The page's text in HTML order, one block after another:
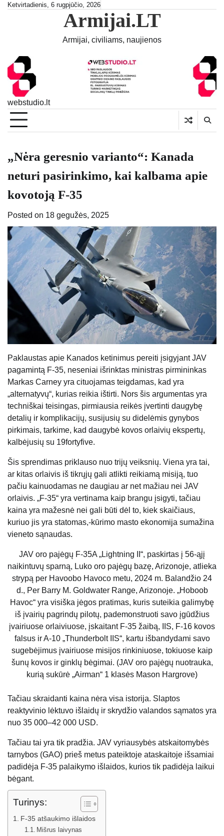
SkipKetvirtadienis, 6 rugpjūčio, 2026
Armijai.LT
Armijai, civiliams, naujienos
webstudio.lt
„Nėra geresnio varianto“: Kanada
neturi pasirinkimo, kai kalbama apie
kovotoją F-35
Posted on 18 gegužės, 2025
Paklaustas apie Kanados ketinimus pereiti įsigyjant JAV
pagamintą F-35, neseniai išrinktas ministras pirmininkas
Markas Carney yra cituojamas teigdamas, kad yra
„alternatyvų“, kurias reikia ištirti. Nors šis argumentas yra
techniškai teisingas, pirmiausia reikės įvertinti daugybę
detalių ir komplikacijų, susijusių su didelėmis gynybos
pirkimais, tarkime, kad daugybė kovos orlaivių ekspertų,
kalbėjusių su 19fortyfive.
Šis sprendimas priklauso nuo trijų veiksnių. Viena yra tai,
ar kitas orlaivis iš tikrųjų gali atlikti reikiamą misiją, tuo
pačiu kainuodamas ne daugiau ar net mažiau nei JAV
orlaivis. „F-35“ yra vertinama kaip brangu įsigyti, tačiau
kaina yra mažesnė nei gali būti dėl to, kiek skaičiaus,
kuriuo jis yra statomas,-kūrimo masto ekonomija sumažina
vieneto sąnaudas.
JAV oro pajėgų F-35A „Lightning II“, paskirtas į 56-ąjį
naikintuvų sparną, Luko oro pajėgų bazę, Arizonoje, atlieka
strypą per Havoobo Havoco metu, 2024 m. Balandžio 24
d., Per Barry M. Goldwater Range, Arizonoje. „Hoboob
Havoc“ yra visiška jėgos pratimas, kuris suteikia galimybę
iš įvairių pagrindų pilotų, pademonstruoti savo įgūdžius
įvairiuose orlaiviuose, įskaitant F-35 žaibą, IIS, F-16 kovos
falsus ir A-10 „Thunderbolt IIS“, kartu išbandydami savo
sugebėjimus įvairiuose misijos rinkiniuose, tokiuose kaip
šunų kovos ir ginklų bėgimai. (JAV oro pajėgų nuotrauka,
kurią sukūrė „Airman“ 1 klasės Mason Hargrove)
Tačiau skraidanti kaina nėra visa istorija. Slaptos
reaktyvinio lėktuvo išlaidų ir skrydžio valandos sąmatos yra
nuo 35 000–42 000 USD.
Tačiau tai yra tik pradžia. JAV vyriausybės atskaitomybės
tarnybos (GAO) prieš metus pateiktoje ataskaitoje išsamiai
padidėja F-35 palaikymo išlaidos, kurios tik padidėja laikui
bėgant.
Turinys:
F-35 atšaukimo išlaidos
Mišrus laivynas